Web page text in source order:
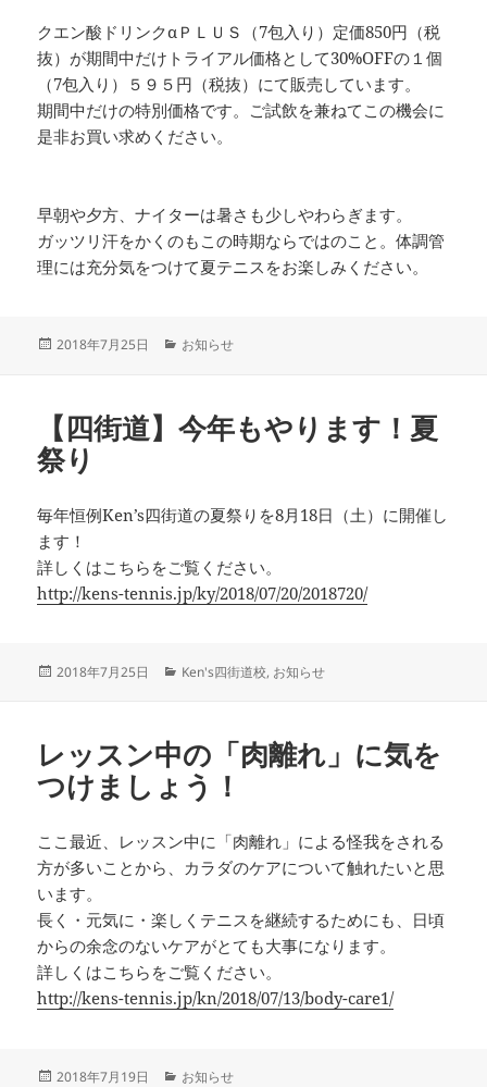
クエン酸ドリンクαＰＬＵＳ（7包入り）定価850円（税
抜）が期間中だけトライアル価格として30%OFFの１個
（7包入り）５９５円（税抜）にて販売しています。
期間中だけの特別価格です。ご試飲を兼ねてこの機会に
是非お買い求めください。
早朝や夕方、ナイターは暑さも少しやわらぎます。
ガッツリ汗をかくのもこの時期ならではのこと。体調管
理には充分気をつけて夏テニスをお楽しみください。
投
2018年7月25日
カ
ー
お知らせ
【四街道】今年もやります！夏
祭り
毎年恒例Ken’s四街道の夏祭りを8月18日（土）に開催し
ます！
詳しくはこちらをご覧ください。
http://kens-tennis.jp/ky/2018/07/20/2018720/
投
2018年7月25日
カ
ー
Ken's四街道校, お知らせ
レッスン中の「肉離れ」に気を
つけましょう！
ここ最近、レッスン中に「肉離れ」による怪我をされる
方が多いことから、カラダのケアについて触れたいと思
います。
長く・元気に・楽しくテニスを継続するためにも、日頃
からの余念のないケアがとても大事になります。
詳しくはこちらをご覧ください。
http://kens-tennis.jp/kn/2018/07/13/body-care1/
投
2018年7月19日
カ
お知らせ